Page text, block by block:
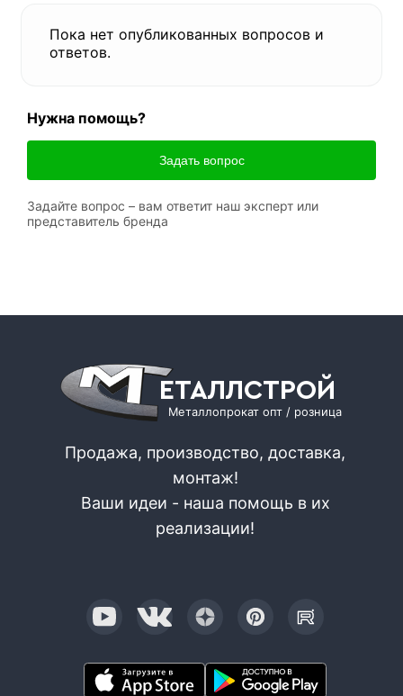
Пока нет опубликованных вопросов и
ответов.
Нужна помощь?
Задать вопрос
Задайте вопрос – вам ответит наш эксперт или
представитель бренда
ЕТАЛЛСТРОЙ
Металлопрокат опт / розница
Продажа, производство, доставка,
монтаж!
Ваши идеи - наша помощь в их
реализации!